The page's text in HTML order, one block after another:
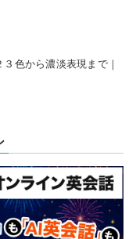
色から濃淡表現まで｜